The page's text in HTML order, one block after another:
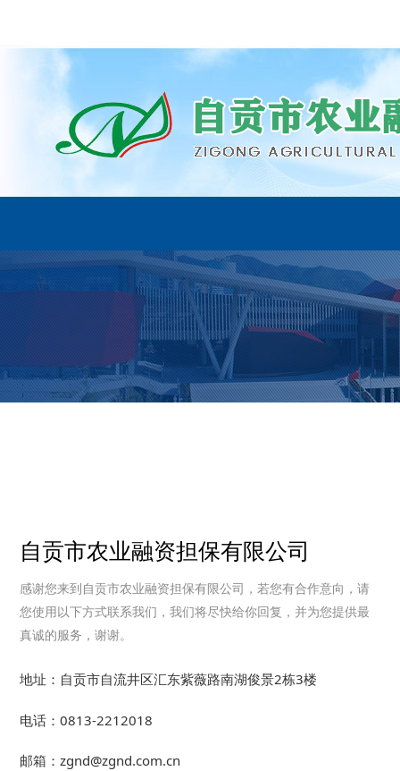
自贡市农业融资担保有限公司
感谢您来到自贡市农业融资担保有限公司，若您有合作意向，请
您使用以下方式联系我们，我们将尽快给你回复，并为您提供最
真诚的服务，谢谢。
地址：自贡市自流井区汇东紫薇路南湖俊景2栋3楼
电话：0813-2212018
邮箱：zgnd@zgnd.com.cn